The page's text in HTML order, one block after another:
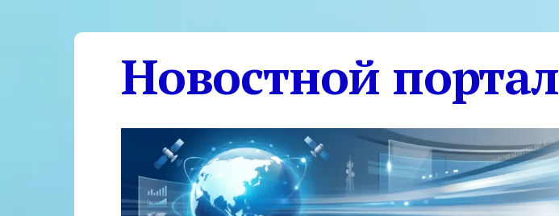
Новостной портал